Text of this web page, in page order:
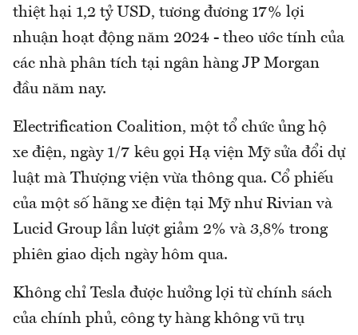
thiệt hại 1,2 tỷ USD, tương đương 17% lợi
nhuận hoạt động năm 2024 - theo ước tính của
các nhà phân tích tại ngân hàng JP Morgan
đầu năm nay.
Electrification Coalition, một tổ chức ủng hộ
xe điện, ngày 1/7 kêu gọi Hạ viện Mỹ sửa đổi dự
luật mà Thượng viện vừa thông qua. Cổ phiếu
của một số hãng xe điện tại Mỹ như Rivian và
Lucid Group lần lượt giảm 2% và 3,8% trong
phiên giao dịch ngày hôm qua.
Không chỉ Tesla được hưởng lợi từ chính sách
của chính phủ, công ty hàng không vũ trụ